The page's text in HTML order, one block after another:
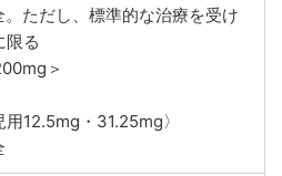
ただし、標準的な治療を受け
限る
＞
用12.5mg・31.25mg〉